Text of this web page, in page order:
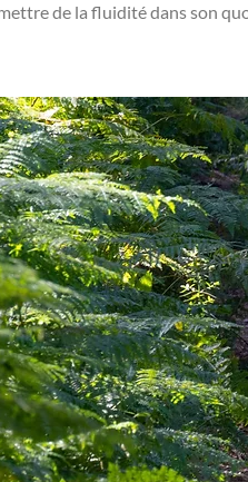
de la fluidité dans son